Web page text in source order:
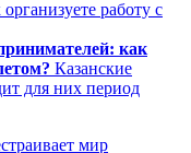
как
Казанские
для них период